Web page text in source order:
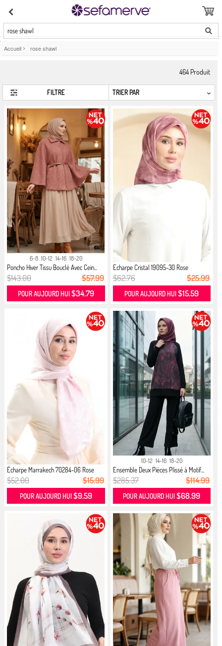
rose shawl
Accueil > rose shawl
464 Produit
FILTRE
6-8 10-12 14-16 18-20
Poncho Hiver Tissu Bouclé Avec Cein...
$143.00 $57.99
POUR AUJOURD HUI $34.79
Echarpe Cristal 19095-30 Rose
$62.76 $25.99
POUR AUJOURD HUI$15.59
Écharpe Marrakech 70284-06 Rose
$52.00 $15.99
POUR AUJOURD HUI$9.59
10-12 14-16 18-20
Ensemble Deux Pièces Plissé à Motif...
$285.37 $114.99
POUR AUJOURD HUI$68.99